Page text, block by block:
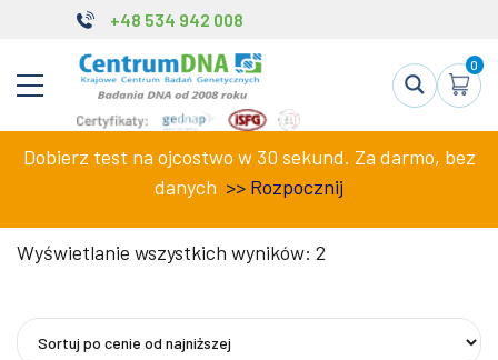
+48 534 942 008
0
Dobierz test na ojcostwo w 30 sekund. Za darmo, bez
danych >> Rozpocznij
Wyświetlanie wszystkich wyników: 2